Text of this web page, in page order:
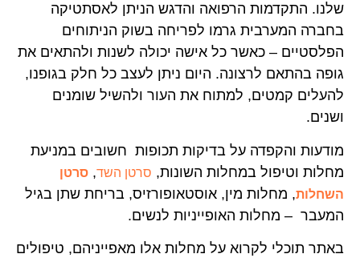
שלנו. התקדמות הרפואה והדגש הניתן לאסתטיקה
בחברה המערבית גרמו לפריחה בשוק הניתוחים
הפלסטיים – כאשר כל אישה יכולה לשנות ולהתאים את
גופה בהתאם לרצונה. היום ניתן לעצב כל חלק בגופנו,
להעלים קמטים, למתוח את העור ולהשיל שומנים
ושנים.
מודעות והקפדה על בדיקות תכופות חשובים במניעת
מחלות וטיפול במחלות השונות,סרטן השד,סרטן
השחלות, מחלות מין, אוסטאופורזיס, בריחת שתן בגיל
המעבר – מחלות האופייניות לנשים.
באתר תוכלי לקרוא על מחלות אלו מאפייניהם, טיפולים